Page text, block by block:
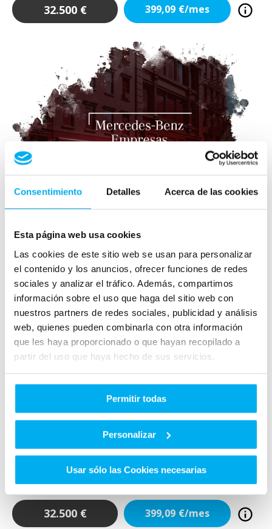
Consentimiento Detalles Acerca de las cookies
Esta página web usa cookies
Las cookies de este sitio web se usan para personalizar
el contenido y los anuncios, ofrecer funciones de redes
sociales y analizar el tráfico. Además, compartimos
información sobre el uso que haga del sitio web con
nuestros partners de redes sociales, publicidad y análisis
web, quienes pueden combinarla con otra información
que les haya proporcionado o que hayan recopilado a
partir del uso que haya hecho de sus servicios.
Permitir todas
Personalizar
Usar sólo las Cookies necesarias
32.500 € 399,09 €/mes
VO
MercedesClase B
B 200 D
DIESEL 2023 19.000Km 150 AUTOMÁTICO
32.500 € 399,09 €/mes